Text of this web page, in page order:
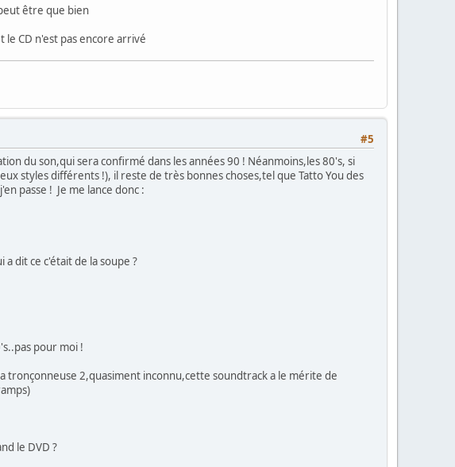
être que bien
le CD n'est pas encore arrivé
#5
du son,qui sera confirmé dans les années 90 ! Néanmoins,les 80's, si
styles différents !), il reste de très bonnes choses,tel que Tatto You des
passe ! Je me lance donc :
a dit ce c'était de la soupe ?
pour moi !
tronçonneuse 2,quasiment inconnu,cette soundtrack a le mérite de
le DVD ?